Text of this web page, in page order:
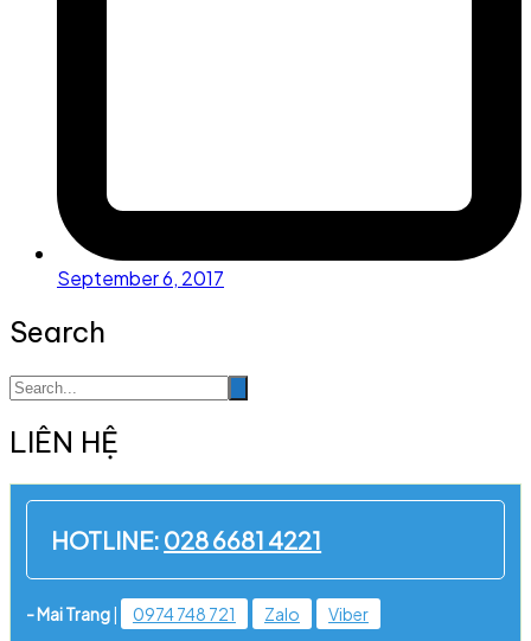
September 6, 2017
Search
LIÊN HỆ
HOTLINE: 028 6681 4221
- Mai Trang| 0974 748 721 Zalo
Viber